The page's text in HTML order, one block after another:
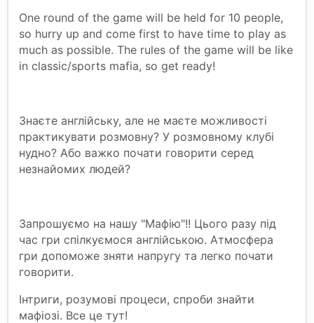
One round of the game will be held for 10 people,
so hurry up and come first to have time to play as
much as possible. The rules of the game will be like
in classic/sports mafia, so get ready!
Знаєте англійську, але не маєте можливості
практикувати розмовну? У розмовному клубі
нудно? Або важко почати говорити серед
незнайомих людей?
Запрошуємо на нашу "Мафію"!! Цього разу під
час гри спілкуємося англійською. Атмосфера
гри допоможе зняти напругу та легко почати
говорити.
Інтриги, розумові процеси, спроби знайти
мафіозі. Все це тут!